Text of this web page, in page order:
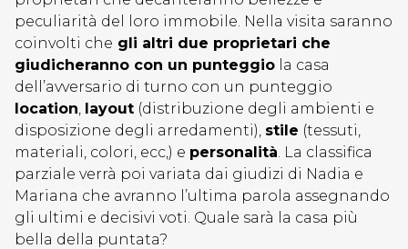
peculiarità del loro immobile. Nella visita saranno
coinvolti che gli altri due proprietari che
giudicheranno con un punteggio la casa
dell’avversario di turno con un punteggio
location, layout (distribuzione degli ambienti e
disposizione degli arredamenti), stile (tessuti,
materiali, colori, ecc,) e personalità. La classifica
parziale verrà poi variata dai giudizi di Nadia e
Mariana che avranno l’ultima parola assegnando
gli ultimi e decisivi voti. Quale sarà la casa più
bella della puntata?